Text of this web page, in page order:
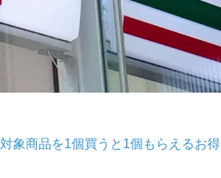
対象商品を1個買うと1個もらえるお得